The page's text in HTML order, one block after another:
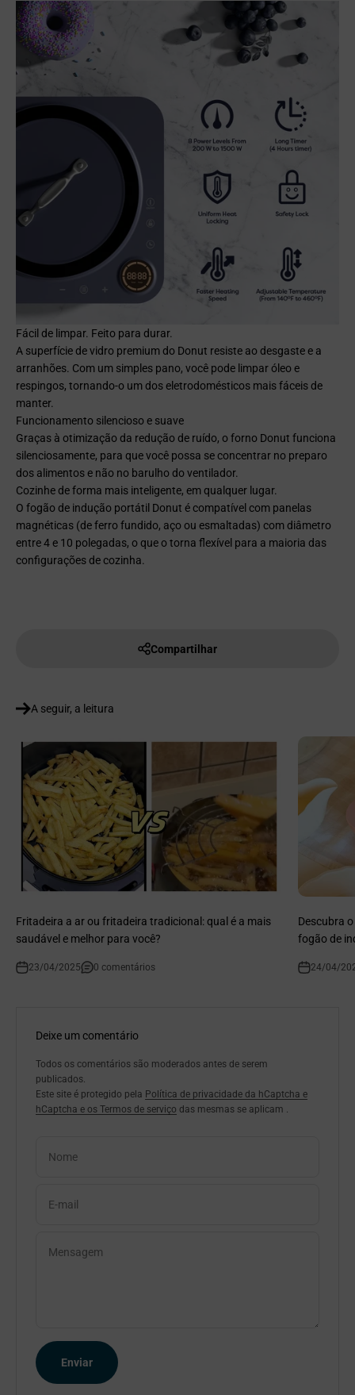
Fácil de limpar. Feito para durar.
A superfície de vidro premium do Donut resiste ao desgaste e a
arranhões. Com um simples pano, você pode limpar óleo e
respingos, tornando-o um dos eletrodomésticos mais fáceis de
manter.
Funcionamento silencioso e suave
Graças à otimização da redução de ruído, o forno Donut funciona
silenciosamente, para que você possa se concentrar no preparo
dos alimentos e não no barulho do ventilador.
Cozinhe de forma mais inteligente, em qualquer lugar.
O fogão de indução portátil Donut é compatível com panelas
magnéticas (de ferro fundido, aço ou esmaltadas) com diâmetro
entre 4 e 10 polegadas, o que o torna flexível para a maioria das
configurações de cozinha.
Compartilhar
A seguir, a leitura
Fritadeira a ar ou fritadeira tradicional: qual é a mais
saudável e melhor para você?
23/04/2025 0 comentários
Descubra
fogão de
24/04/
Deixe um comentário
Todos os comentários são moderados antes de serem
publicados.
Este site é protegido pela Política de privacidade da hCaptcha e
hCaptcha e os Termos de serviço das mesmas se aplicam .
Nome
E-mail
Mensagem
Enviar